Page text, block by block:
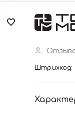
Штрихкод: